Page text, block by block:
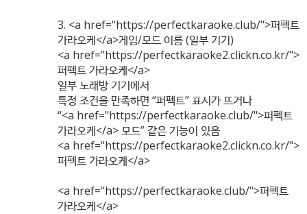
3. <a href="https://perfectkaraoke.club/">퍼펙트
가라오케</a>게임/모드 이름 (일부 기기)
<a href="https://perfectkaraoke2.clickn.co.kr/">
퍼펙트 가라오케</a>
일부 노래방 기기에서
특정 조건을 만족하면 “퍼펙트” 표시가 뜨거나
“<a href="https://perfectkaraoke.club/">퍼펙트
가라오케</a> 모드” 같은 기능이 있음
<a href="https://perfectkaraoke2.clickn.co.kr/">
퍼펙트 가라오케</a>
<a href="https://perfectkaraoke.club/">퍼펙트
가라오케</a>